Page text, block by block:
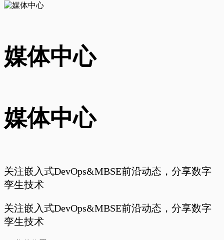
媒体中心
媒体中心
关注嵌入式DevOps&MBSE前沿动态，分享数字
孪生技术
关注嵌入式DevOps&MBSE前沿动态，分享数字
孪生技术